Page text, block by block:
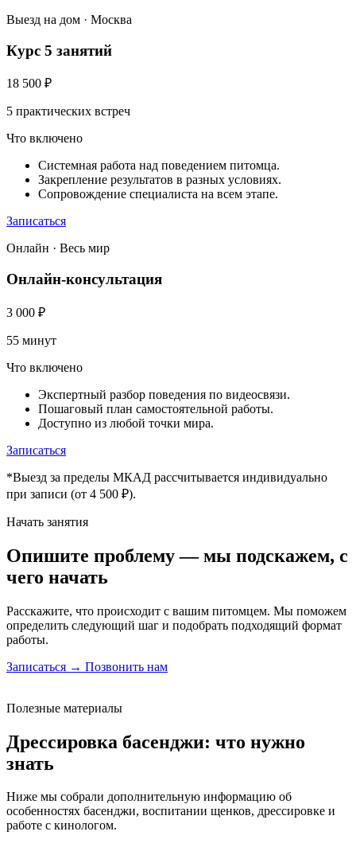
Выезд на дом · Москва
Курс 5 занятий
18 500 ₽
5 практических встреч
Что включено
Системная работа над поведением питомца.
Закрепление результатов в разных условиях.
Сопровождение специалиста на всем этапе.
Записаться
Онлайн · Весь мир
Онлайн-консультация
3 000 ₽
55 минут
Что включено
Экспертный разбор поведения по видеосвязи.
Пошаговый план самостоятельной работы.
Доступно из любой точки мира.
Записаться
*Выезд за пределы МКАД рассчитывается индивидуально
при записи (от 4 500 ₽).
Начать занятия
Опишите проблему — мы подскажем, с
чего начать
Расскажите, что происходит с вашим питомцем. Мы поможем
определить следующий шаг и подобрать подходящий формат
работы.
Записаться → Позвонить нам
Полезные материалы
Дрессировка басенджи: что нужно
знать
Ниже мы собрали дополнительную информацию об
особенностях басенджи, воспитании щенков, дрессировке и
работе с кинологом.